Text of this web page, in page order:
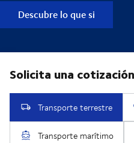
Descubre lo que si